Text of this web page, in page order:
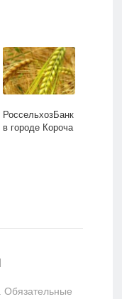
РоссельхозБанк
в городе Короча
Обязательные